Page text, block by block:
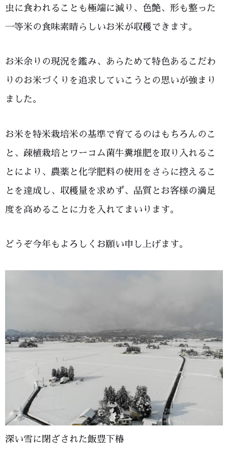
虫に食われることも極端に減り、色艶、形も整った
一等米の食味素晴らしいお米が収穫できます。
お米余りの現況を鑑み、あらためて特色あるこだわ
りのお米づくりを追求していこうとの思いが強まり
ました。
お米を特米栽培米の基準で育てるのはもちろんのこ
と、疎植栽培とワーコム菌牛糞堆肥を取り入れるこ
とにより、農薬と化学肥料の使用をさらに控えるこ
とを達成し、収穫量を求めず、品質とお客様の満足
度を高めることに力を入れてまいります。
どうぞ今年もよろしくお願い申し上げます。
深い雪に閉ざされた飯豊下椿